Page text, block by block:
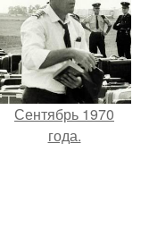
Сентябрь 1970
года.